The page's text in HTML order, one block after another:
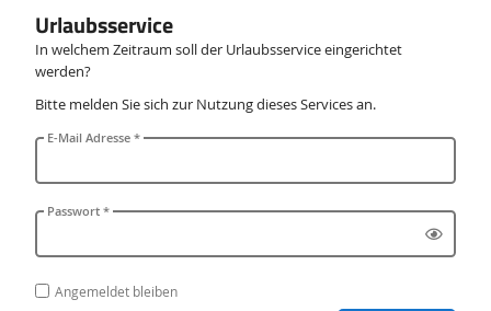
Urlaubsservice
In welchem Zeitraum soll der Urlaubsservice eingerichtet
werden?
Bitte melden Sie sich zur Nutzung dieses Services an.
E-Mail Adresse *
Passwort *
Angemeldet bleiben